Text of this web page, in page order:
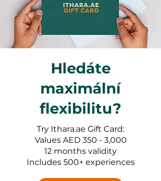
Hledáte
maximální
flexibilitu?
Try Ithara.ae Gift Card:
Values AED 350 - 3,000
12 months validity
Includes 500+ experiences